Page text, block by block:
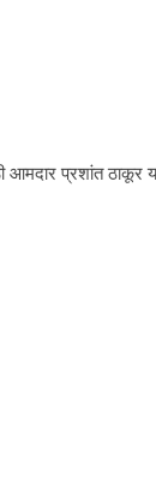
आमदार प्रशांत ठाकूर